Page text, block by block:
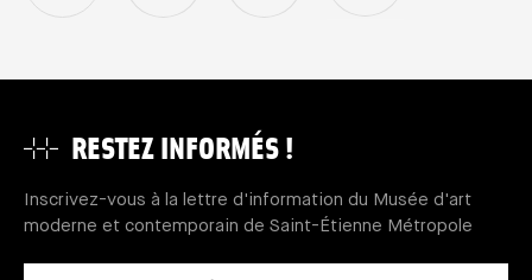
RESTEZ INFORMÉS !
Inscrivez-vous à la lettre d'information du Musée d'art
moderne et contemporain de Saint-Étienne Métropole